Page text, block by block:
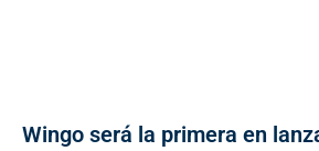
Wingo será la primera en